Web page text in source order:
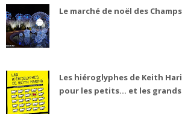
Le marché de noël des
Les hiéroglyphes de Keith
pour les petits... et les grands